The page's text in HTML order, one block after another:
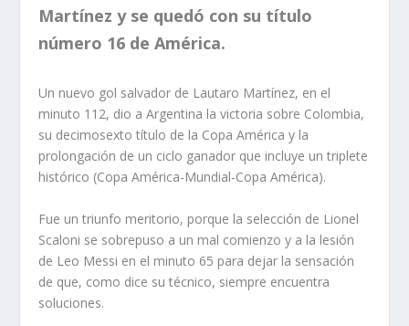
Martínez y se quedó con su título
número 16 de América.
Un nuevo gol salvador de Lautaro Martínez, en el
minuto 112, dio a Argentina la victoria sobre Colombia,
su decimosexto título de la Copa América y la
prolongación de un ciclo ganador que incluye un triplete
histórico (Copa América-Mundial-Copa América).
Fue un triunfo meritorio, porque la selección de Lionel
Scaloni se sobrepuso a un mal comienzo y a la lesión
de Leo Messi en el minuto 65 para dejar la sensación
de que, como dice su técnico, siempre encuentra
soluciones.